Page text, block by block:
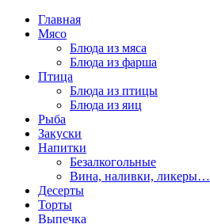
Главная
Мясо
Блюда из мяса
Блюда из фарша
Птица
Блюда из птицы
Блюда из яиц
Рыба
Закуски
Напитки
Безалкогольные
Вина, наливки, ликеры…
Десерты
Торты
Выпечка